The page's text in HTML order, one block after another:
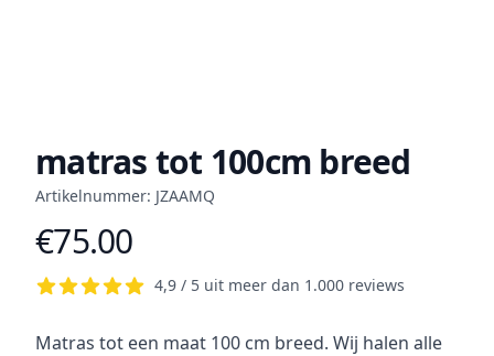
matras tot 100cm breed
Artikelnummer: JZAAMQ
Product information
€75.00
4,9 / 5 uit meer dan 1.000 reviews
Short description
Matras tot een maat 100 cm breed. Wij halen alle